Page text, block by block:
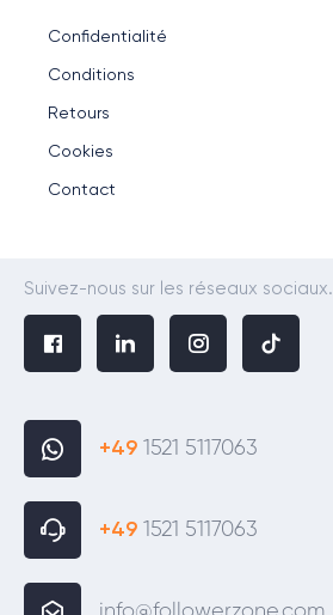
Confidentialité
Conditions
Retours
Cookies
Contact
Suivez-nous sur les réseaux sociaux.
+49 1521 5117063
+49 1521 5117063